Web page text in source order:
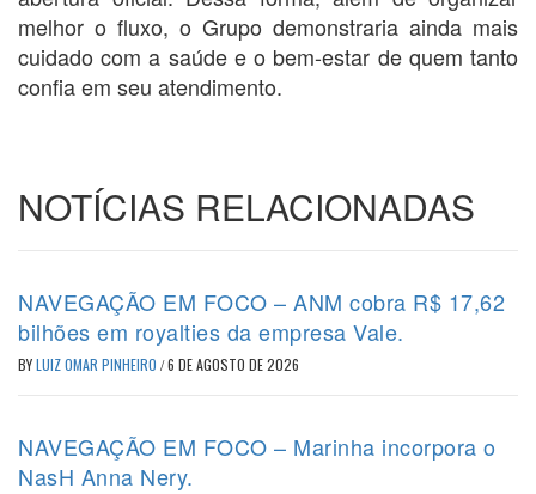
melhor o fluxo, o Grupo demonstraria ainda mais
cuidado com a saúde e o bem-estar de quem tanto
confia em seu atendimento.
NOTÍCIAS RELACIONADAS
NAVEGAÇÃO EM FOCO – ANM cobra R$ 17,62
bilhões em royalties da empresa Vale.
BYLUIZ OMAR PINHEIRO /6 DE AGOSTO DE 2026
NAVEGAÇÃO EM FOCO – Marinha incorpora o
NasH Anna Nery.